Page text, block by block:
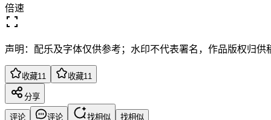
倍速
声明：配乐及字体仅供参考；水印不代表署名，作品版权归供
收藏11 收藏11
分享
评论 评论 找相似 找相似